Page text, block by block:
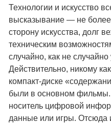
Технологии и искусство
высказывание — не
сторону искусства, долг
техническим
случайно, как не
Действительно, никому
компакт-диске
были в основном фильмы.
носитель цифровой
данные или игры. Отсюда